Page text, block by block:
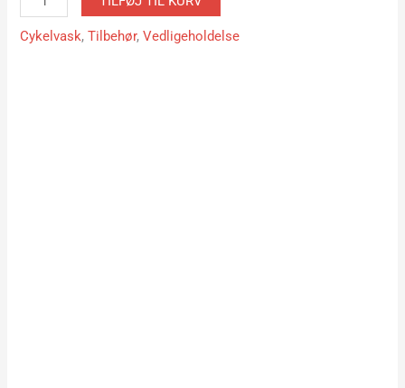
Cykelvask,Tilbehør,Vedligeholdelse